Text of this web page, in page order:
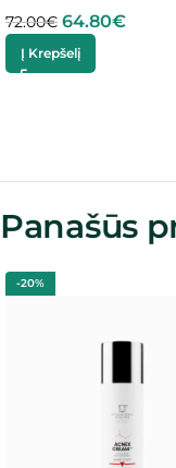
72.00€ 64.80€
Į Krepšelį
Panašūs
-20%